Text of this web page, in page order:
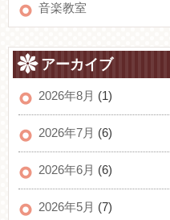
音楽教室
アーカイブ
2026年8月 (1)
2026年7月 (6)
2026年6月 (6)
2026年5月 (7)